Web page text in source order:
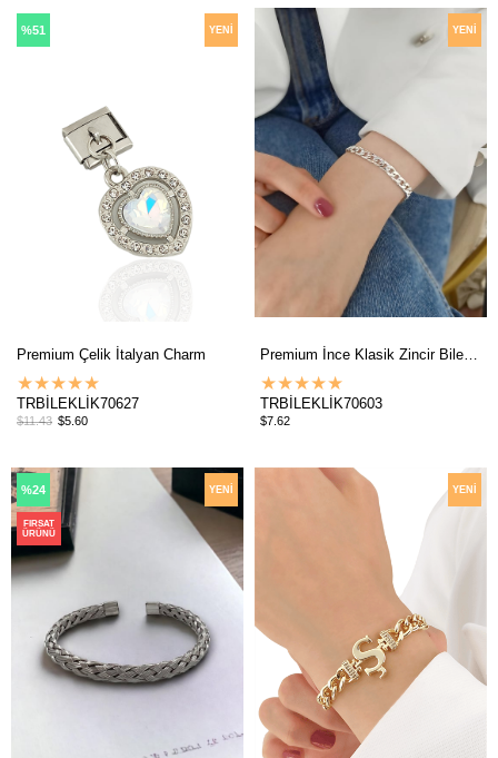
Premium Çelik İtalyan Charm
★★★★★
TRBİLEKLİK70627
$5.60
$11.43
%51 YENI
★★★★★
TRBİLEKLİK70603
$7.62
YENI
%24 YENI
FIRSAT
ÜRÜNÜ
YENI